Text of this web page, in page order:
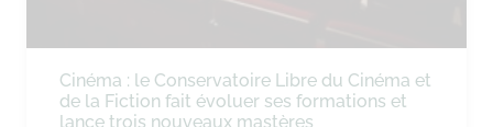
Cinéma : le Conservatoire Libre du Cinéma et
de la Fiction fait évoluer ses formations et
lance trois nouveaux mastères